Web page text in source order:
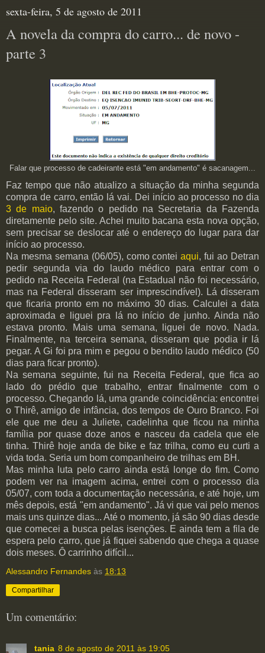
sexta-feira, 5 de agosto de 2011
A novela da compra do carro... de novo -
parte 3
Falar que processo de cadeirante está "em andamento" é sacanagem...
Faz tempo que não atualizo a situação da minha segunda
compra de carro, então lá vai. Dei início ao processo no dia
3 de maio, fazendo o pedido na Secretaria da Fazenda
diretamente pelo site. Achei muito bacana esta nova opção,
sem precisar se deslocar até o endereço do lugar para dar
início ao processo.
Na mesma semana (06/05), como conteiaqui, fui ao Detran
pedir segunda via do laudo médico para entrar com o
pedido na Receita Federal (na Estadual não foi necessário,
mas na Federal disseram ser imprescindível). Lá disseram
que ficaria pronto em no máximo 30 dias. Calculei a data
aproximada e liguei pra lá no início de junho. Ainda não
estava pronto. Mais uma semana, liguei de novo. Nada.
Finalmente, na terceira semana, disseram que podia ir lá
pegar. A Gi foi pra mim e pegou o bendito laudo médico (50
dias para ficar pronto).
Na semana seguinte, fui na Receita Federal, que fica ao
lado do prédio que trabalho, entrar finalmente com o
processo. Chegando lá, uma grande coincidência: encontrei
o Thirê, amigo de infância, dos tempos de Ouro Branco. Foi
ele que me deu a Juliete, cadelinha que ficou na minha
família por quase doze anos e nasceu da cadela que ele
tinha. Thirê hoje anda de bike e faz trilha, como eu curti a
vida toda. Seria um bom companheiro de trilhas em BH.
Mas minha luta pelo carro ainda está longe do fim. Como
podem ver na imagem acima, entrei com o processo dia
05/07, com toda a documentação necessária, e até hoje, um
mês depois, está "em andamento". Já vi que vai pelo menos
mais uns quinze dias... Até o momento, já são 90 dias desde
que comecei a busca pelas isenções. E ainda tem a fila de
espera pelo carro, que já fiquei sabendo que chega a quase
dois meses. Ô carrinho difícil...
Alessandro Fernandes às 18:13
Compartilhar
Um comentário:
tania 8 de agosto de 2011 às 19:05